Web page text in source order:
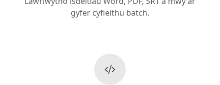
gyfer cyfieithu batch.